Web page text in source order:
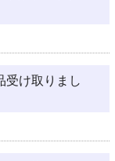
受け取りまし